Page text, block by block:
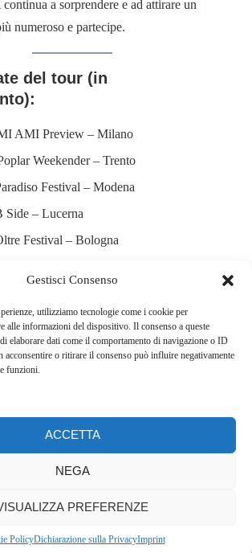
Gestisci Consenso
utilizziamo tecnologie come i cookie per
alle informazioni del dispositivo. Il consenso a queste
elaborare dati come il comportamento di navigazione o ID
acconsentire o ritirare il consenso può influire negativamente
funzioni.
ACCETTA
NEGA
PREFERENZE
PolicyDichiarazione sulla PrivacyImprint
a sorprendere e ad attirare un
numeroso e partecipe.
del tour (in
AMI Preview – Milano
Weekender – Trento
Festival – Modena
Side – Lucerna
Festival – Bologna
Fest – Eolie
Festival – Belluno
– Udine
– Spring Attitude – Roma
– Lumen – Firenze
ha rappresentato per EMMA un viaggio